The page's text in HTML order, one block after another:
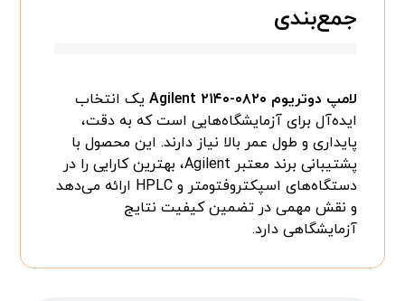
جمع‌بندی
لامپ دوتریوم Agilent ۲۱۴۰-۰۸۲۰
یک انتخاب
ایده‌آل برای آزمایشگاه‌هایی است که به دقت،
پایداری و طول عمر بالا نیاز دارند. این محصول با
پشتیبانی برند معتبر Agilent، بهترین کارایی را در
دستگاه‌های اسپکتروفتومتر و HPLC ارائه می‌دهد
و نقش مهمی در تضمین کیفیت نتایج
آزمایشگاهی دارد.